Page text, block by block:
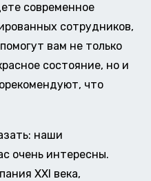
современное
сотрудников,
вам не только
состояние, но и
что
наши
очень интересны.
XXI века,